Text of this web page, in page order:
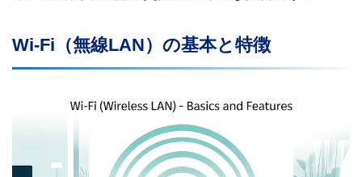
Wi-Fi（無線LAN）の基本と特徴